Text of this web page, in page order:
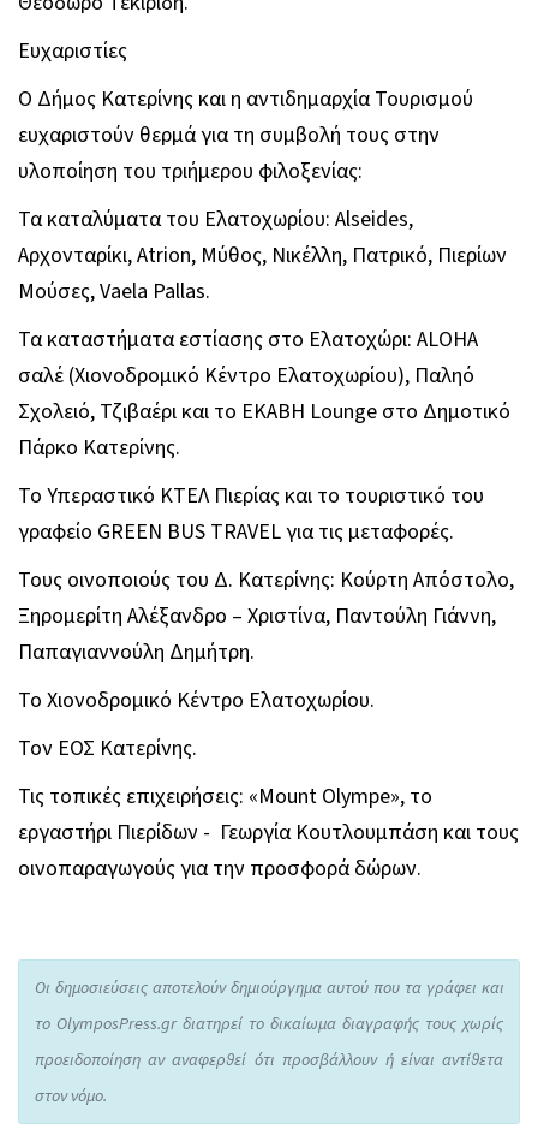
Ευχαριστίες
Ο Δήμος Κατερίνης και η αντιδημαρχία Τουρισμού
ευχαριστούν θερμά για τη συμβολή τους στην
υλοποίηση του τριήμερου φιλοξενίας:
Τα καταλύματα του Ελατοχωρίου: Alseides,
Αρχονταρίκι, Atrion, Μύθος, Νικέλλη, Πατρικό, Πιερίων
Μούσες, Vaela Pallas.
Τα καταστήματα εστίασης στο Ελατοχώρι: ALOHA
σαλέ (Χιονοδρομικό Κέντρο Ελατοχωρίου), Παληό
Σχολειό, Τζιβαέρι και το ΕΚΑΒΗ Lounge στο Δημοτικό
Πάρκο Κατερίνης.
Το Υπεραστικό ΚΤΕΛ Πιερίας και το τουριστικό του
γραφείο GREEN BUS TRAVEL για τις μεταφορές.
Τους οινοποιούς του Δ. Κατερίνης: Κούρτη Απόστολο,
Ξηρομερίτη Αλέξανδρο – Χριστίνα, Παντούλη Γιάννη,
Παπαγιαννούλη Δημήτρη.
Το Χιονοδρομικό Κέντρο Ελατοχωρίου.
Τον ΕΟΣ Κατερίνης.
Τις τοπικές επιχειρήσεις: «Mount Olympe», το
εργαστήρι Πιερίδων - Γεωργία Κουτλουμπάση και τους
οινοπαραγωγούς για την προσφορά δώρων.
Οι δημοσιεύσεις αποτελούν δημιούργημα αυτού που τα γράφει και
το OlymposPress.gr διατηρεί το δικαίωμα διαγραφής τους χωρίς
προειδοποίηση αν αναφερθεί ότι προσβάλλουν ή είναι αντίθετα
στον νόμο.